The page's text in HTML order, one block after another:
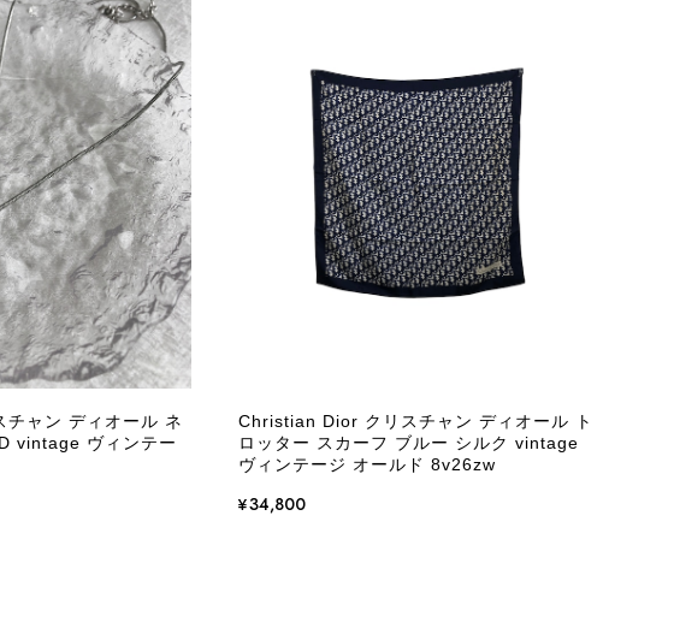
品の状態を丁寧に確認させていただきます。 掲載内容では分からない状態が
品時の見落としとして真摯に受け止め、検品方法と状態の伝え方を改めて見直
ります。 オンラインでも安心して商品をお選びいただけるよう、より正確な
ります。
なお品でした。またご縁が有りましたら宜しくお願い致します。
て素敵なレビューをありがとうございます。 商品を無事にお受け取りいただ
のこと、大変安心いたしました！ さらに、「思った以上に素敵なお品でし
タッフ一同とても嬉しく、何よりの励みになります。 ぜひこちらの商品を末
いです。 また気になる商品やご不明な点などございましたら、いつでもお気
がございましたら、ぜひよろしくお願いいたします。 VintageShop solo
ャン ディオール ネ
vintage ヴィンテー
Christian Dior クリスチャン ディオール ト
ロッター スカーフ ブルー シルク vintage
ヴィンテージ オールド 8v26zw
¥34,800